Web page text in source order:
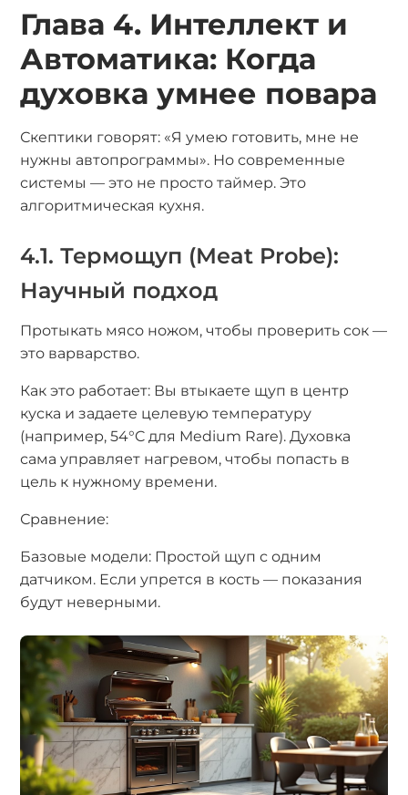
Глава 4. Интеллект и
Автоматика: Когда
духовка умнее повара
Скептики говорят: «Я умею готовить, мне не
нужны автопрограммы». Но современные
системы — это не просто таймер. Это
алгоритмическая кухня.
4.1. Термощуп (Meat Probe):
Научный подход
Протыкать мясо ножом, чтобы проверить сок —
это варварство.
Как это работает: Вы втыкаете щуп в центр
куска и задаете целевую температуру
(например, 54°C для Medium Rare). Духовка
сама управляет нагревом, чтобы попасть в
цель к нужному времени.
Сравнение:
Базовые модели: Простой щуп с одним
датчиком. Если упрется в кость — показания
будут неверными.